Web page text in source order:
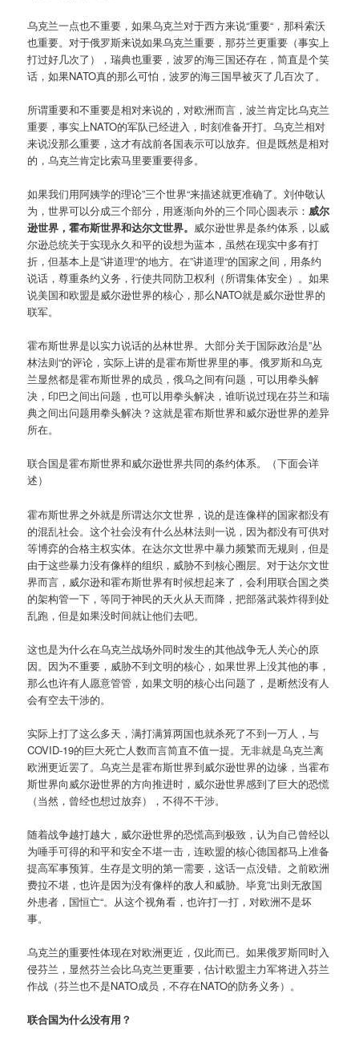
乌克兰一点也不重要，如果乌克兰对于西方来说“重要“，那科索沃
也重要。对于俄罗斯来说如果乌克兰重要，那芬兰更重要（事实上
打过好几次了），瑞典也重要，波罗的海三国还存在，简直是个笑
话，如果NATO真的那么可怕，波罗的海三国早被灭了几百次了。
所谓重要和不重要是相对来说的，对欧洲而言，波兰肯定比乌克兰
重要，事实上NATO的军队已经进入，时刻准备开打。乌克兰相对
来说没那么重要，这才有战前各国表示可以放弃。但是既然是相对
的，乌克兰肯定比索马里要重要得多。
如果我们用阿姨学的理论”三个世界“来描述就更准确了。刘仲敬认
为，世界可以分成三个部分，用逐渐向外的三个同心圆表示：威尔
逊世界，霍布斯世界和达尔文世界。 威尔逊世界是条约体系，以威
尔逊总统关于实现永久和平的设想为蓝本，虽然在现实中多有打
折，但基本上是”讲道理“的地方。在”讲道理“的国家之间，用条约
说话，尊重条约义务，行使共同防卫权利（所谓集体安全）。如果
说美国和欧盟是威尔逊世界的核心，那么NATO就是威尔逊世界的
联军。
霍布斯世界是以实力说话的丛林世界。大部分关于国际政治是”丛
林法则“的评论，实际上讲的是霍布斯世界里的事。俄罗斯和乌克
兰显然都是霍布斯世界的成员，俄乌之间有问题，可以用拳头解
决，印巴之间出问题，也可以用拳头解决，谁听说过现在芬兰和瑞
典之间出问题用拳头解决？这就是霍布斯世界和威尔逊世界的差异
所在。
联合国是霍布斯世界和威尔逊世界共同的条约体系。（下面会详
述）
霍布斯世界之外就是所谓达尔文世界，说的是连像样的国家都没有
的混乱社会。这个社会没有什么丛林法则一说，因为都没有可供对
等博弈的合格主权实体。在达尔文世界中暴力频繁而无规则，但是
由于这些暴力没有像样的组织，威胁不到核心圈层。对于达尔文世
界而言，威尔逊和霍布斯世界有时候想起来了，会利用联合国之类
的架构管一下，等同于神民的天火从天而降，把部落武装炸得到处
乱跑，但是如果没时间就让他们去吧。
这也是为什么在乌克兰战场外同时发生的其他战争无人关心的原
因。因为不重要，威胁不到文明的核心，如果世界上没其他的事，
那么也许有人愿意管管，如果文明的核心出问题了，是断然没有人
会有空去干涉的。
实际上打了这么多天，满打满算两国也就杀死了不到一万人，与
COVID-19的巨大死亡人数而言简直不值一提。无非就是乌克兰离
欧洲更近罢了。乌克兰是霍布斯世界到威尔逊世界的边缘，当霍布
斯世界向威尔逊世界的方向推进时，威尔逊世界感到了巨大的恐慌
（当然，曾经也想过放弃），不得不干涉。
随着战争越打越大，威尔逊世界的恐慌高到极致，认为自己曾经以
为唾手可得的和平和安全不堪一击，连欧盟的核心德国都马上准备
提高军事预算。生存是文明的第一需要，这话一点没错。之前欧洲
费拉不堪，也许是因为没有像样的敌人和威胁。毕竟”出则无敌国
外患者，国恒亡“。从这个视角看，也许打一打，对欧洲不是坏
事。
乌克兰的重要性体现在对欧洲更近，仅此而已。如果俄罗斯同时入
侵芬兰，显然芬兰会比乌克兰更重要，估计欧盟主力军将进入芬兰
作战（芬兰也不是NATO成员，不存在NATO的防务义务）。
联合国为什么没有用？